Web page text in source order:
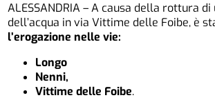
ALESSANDRIA – A causa della rottura
dell’acqua in via Vittime delle Foibe, è
l’erogazione nelle vie:
Longo
Nenni,
Vittime delle Foibe.